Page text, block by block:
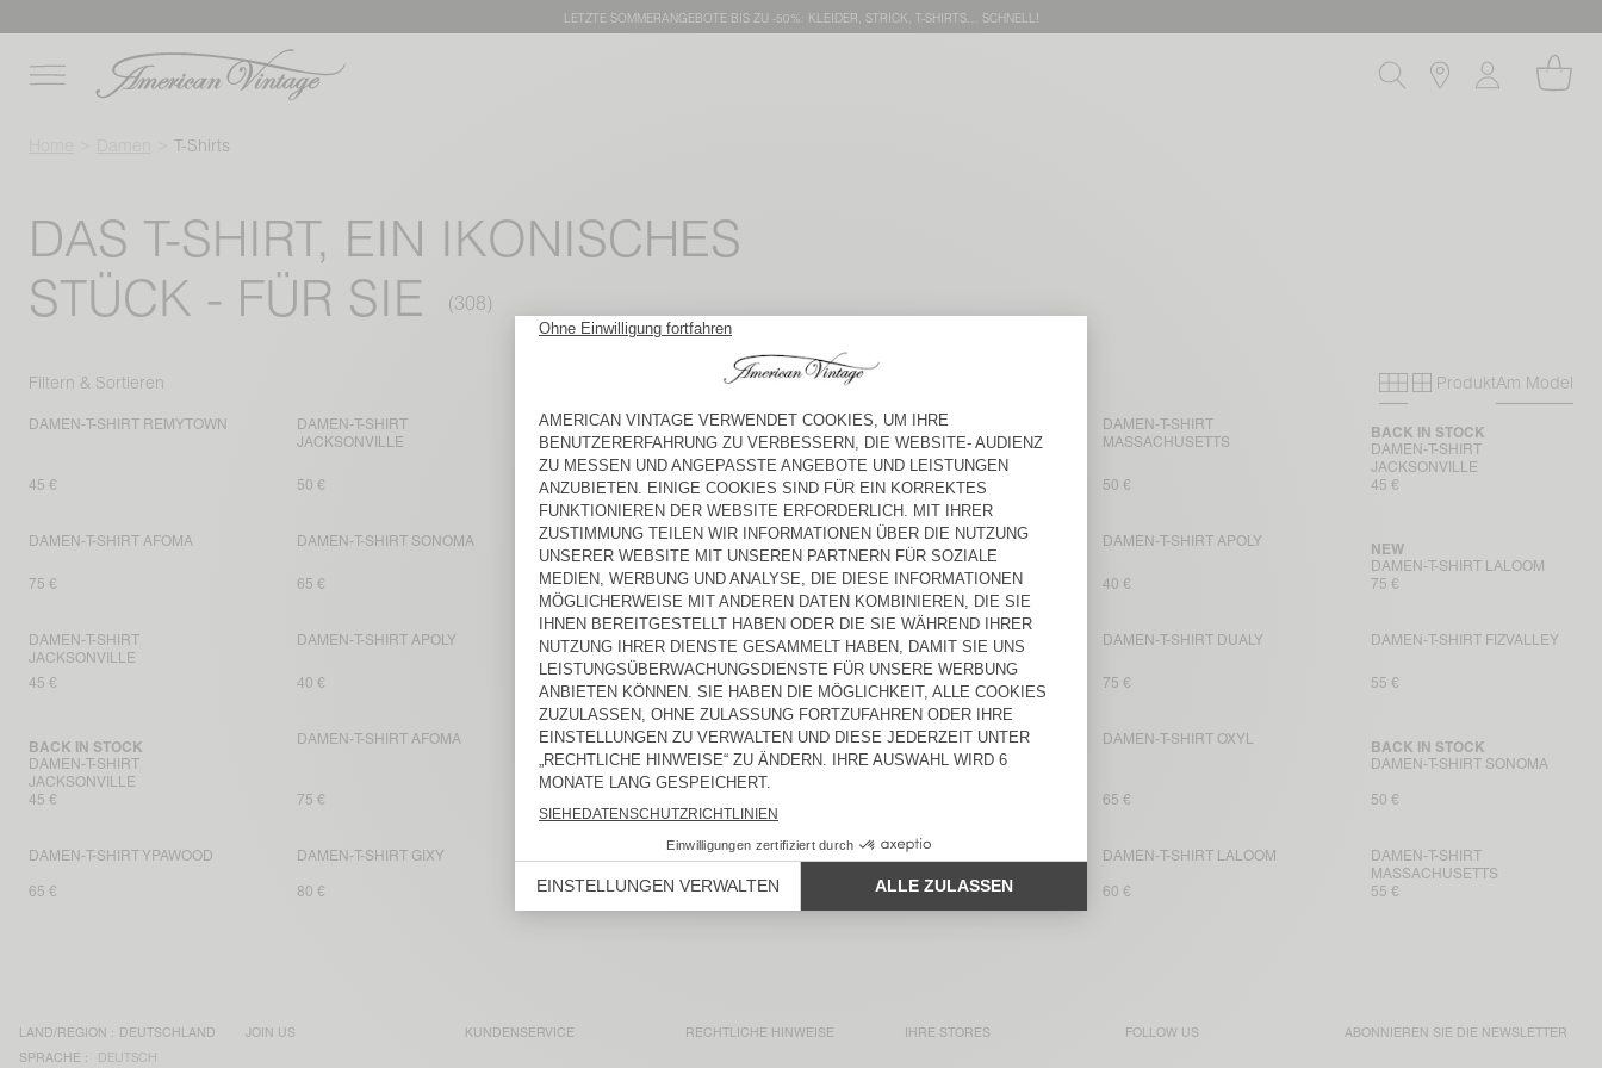
LETZTE SOMMERANGEBOTE BIS ZU -50%: KLEIDER, STRICK, T-SHIRTS… SCHNELL!
T-Shirts
DAS T-SHIRT, EIN IKONISCHES
STÜCK - FÜR SIE
Filtern & Sortieren Primary grid
Secondary
ProduktAm Model
DAMEN-T-SHIRT REMYTOWN
45 €
DAMEN-T-SHIRT
JACKSONVILLE
50 €
DAMEN-T-SHIRT
MASSACHUSETTS
50 €
DAMEN-T-SHIRT
JACKSONVILLE
50 €
DAMEN-T-SHIRT
MASSACHUSETTS
50 €
DAMEN-T-SHIRT
JACKSONVILLE
BACK IN STOCK
45 €
DAMEN-T-SHIRT AFOMA
75 €
DAMEN-T-SHIRT SONOMA
65 €
DAMEN-T-SHIRT LALOOM
NEW
55 €
DAMEN-T-SHIRT SONOMA
50 €
DAMEN-T-SHIRT APOLY
40 €
DAMEN-T-SHIRT LALOOM
NEW
75 €
DAMEN-T-SHIRT
JACKSONVILLE
45 €
DAMEN-T-SHIRT APOLY
40 €
DAMEN-T-SHIRT SONOMA
50 €
DAMEN-T-SHIRT GAMIPY
BACK IN STOCK
50 €
DAMEN-T-SHIRT DUALY
75 €
DAMEN-T-SHIRT FIZVALLEY
55 €
DAMEN-T-SHIRT
JACKSONVILLE
BACK IN STOCK
45 €
DAMEN-T-SHIRT AFOMA
75 €
DAMEN-T-SHIRT
JACKSONVILLE
DAMEN-T-SHIRT ATUBAY DAMEN-T-SHIRT OXYL
65 €
DAMEN-T-SHIRT SONOMA
BACK IN STOCK
50 €
DAMEN-T-SHIRT YPAWOOD
65 €
DAMEN-T-SHIRT GIXY
80 €
WOMEN'S T-SHIRT GIXY
70 €
UNISEX T-SHIRT FIZVALLEY -
DAMEN-T-SHIRT LALOOM
60 €
DAMEN-T-SHIRT
MASSACHUSETTS
55 €
LAND/REGION : DEUTSCHLAND
SPRACHE :
DEUTSCH
JOIN US KUNDENSERVICE RECHTLICHE HINWEISE IHRE STORES FOLLOW US ABONNIEREN SIE DIE NEWSLETTER